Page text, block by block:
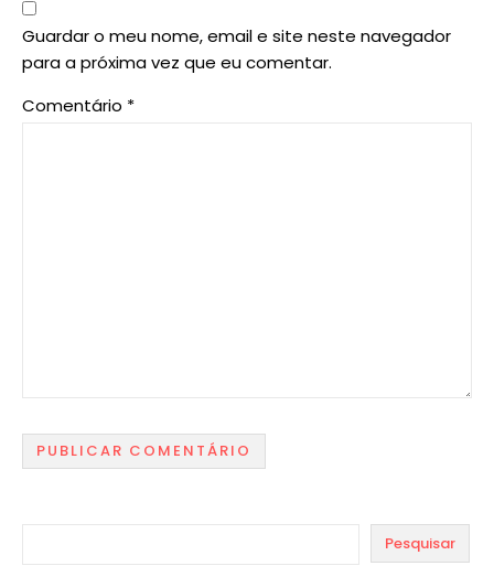
Guardar o meu nome, email e site neste navegador
para a próxima vez que eu comentar.
Comentário *
Pesquisar